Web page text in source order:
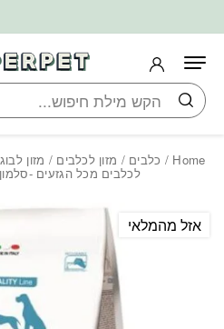
חיפוש
Home
/ כלבים / מזון לכלבים / מזון
לכלבים מכל הגזעים -סלמון
אזל מהמלאי